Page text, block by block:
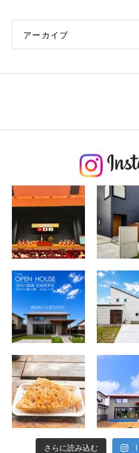
アーカイブ
さらに読み込む